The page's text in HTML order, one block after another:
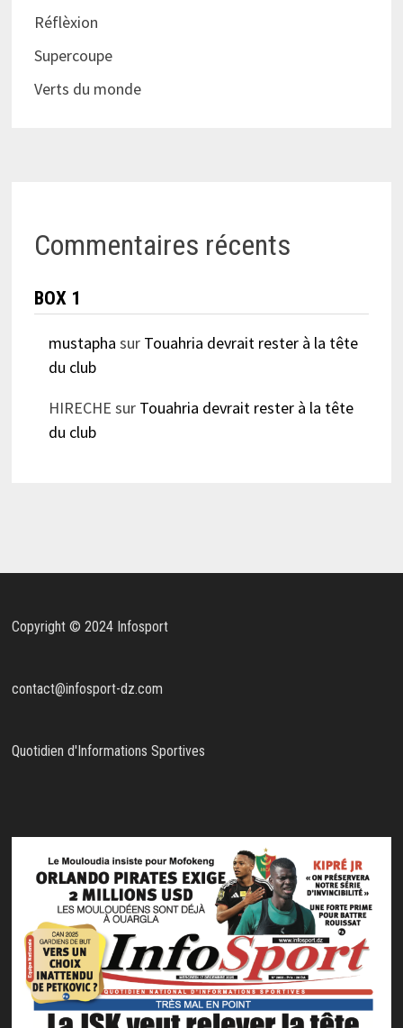
Réflèxion
Supercoupe
Verts du monde
Commentaires récents
BOX 1
mustapha sur Touahria devrait rester à la tête
du club
HIRECHE sur Touahria devrait rester à la tête
du club
Copyright © 2024 Infosport
contact@infosport-dz.com
Quotidien d'Informations Sportives